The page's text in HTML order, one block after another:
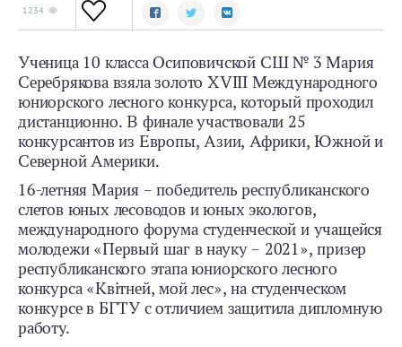
1234
Ученица 10 класса Осиповичской СШ № 3 Мария
Серебрякова взяла золото XVIII Международного
юниорского лесного конкурса, который проходил
дистанционно. В финале участвовали 25
конкурсантов из Европы, Азии, Африки, Южной и
Северной Америки.
16-летняя Мария – победитель республиканского
слетов юных лесоводов и юных экологов,
международного форума студенческой и учащейся
молодежи «Первый шаг в науку – 2021», призер
республиканского этапа юниорского лесного
конкурса «Квітней, мой лес», на студенческом
конкурсе в БГТУ с отличием защитила дипломную
работу.